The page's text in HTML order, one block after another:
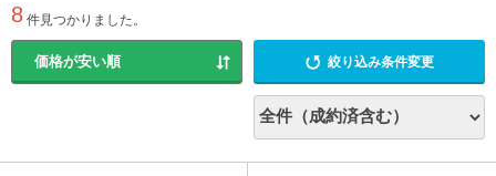
8 件見つかりました。
絞り込み条件変更